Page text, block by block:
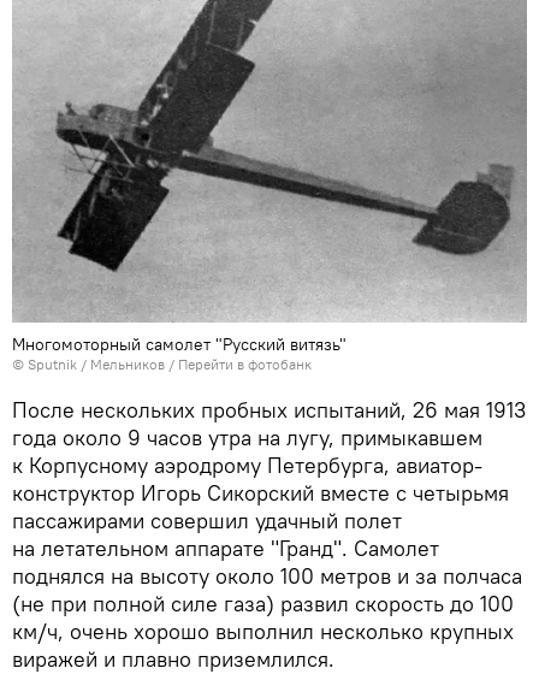
Многомоторный самолет "Русский витязь"
© Sputnik / Мельников / Перейти в фотобанк
После нескольких пробных испытаний, 26 мая 1913
года около 9 часов утра на лугу, примыкавшем
к Корпусному аэродрому Петербурга, авиатор-
конструктор Игорь Сикорский вместе с четырьмя
пассажирами совершил удачный полет
на летательном аппарате "Гранд". Самолет
поднялся на высоту около 100 метров и за полчаса
(не при полной силе газа) развил скорость до 100
км/ч, очень хорошо выполнил несколько крупных
виражей и плавно приземлился.